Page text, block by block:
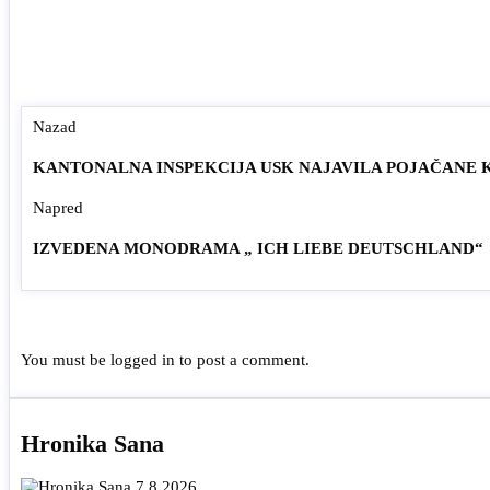
Nazad
KANTONALNA INSPEKCIJA USK NAJAVILA POJAČANE
Napred
IZVEDENA MONODRAMA „ ICH LIEBE DEUTSCHLAND“
You must be logged in to post a comment.
Hronika Sana